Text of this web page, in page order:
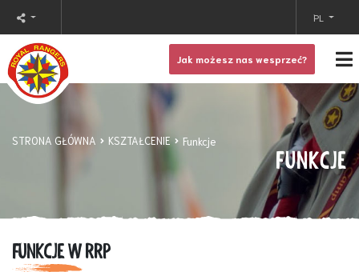
PL
Jak możesz nas wesprzeć?
KSZTAŁCENIE
STRONA GŁÓWNA Funkcje
FUNKCJE
FUNKCJE W RRP